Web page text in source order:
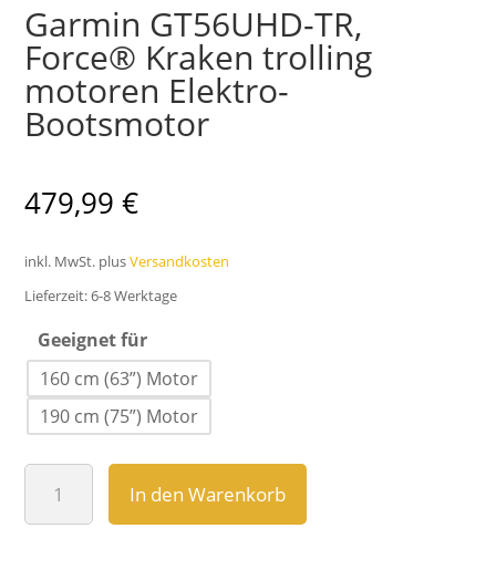
Garmin GT56UHD-TR,
Force® Kraken trolling
motoren Elektro-
Bootsmotor
479,99€
inkl. MwSt. plusVersandkosten
Lieferzeit:6-8 Werktage
Geeignet für
160 cm (63”) Motor
190 cm (75”) Motor
GT56UHD-
TR,
In den Warenkorb